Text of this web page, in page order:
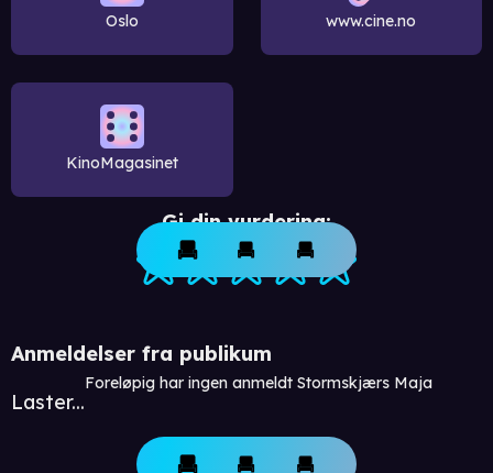
Oslo www.cine.no
KinoMagasinet
Gi din vurdering:
Anmeldelser fra publikum
Laster...
Foreløpig har ingen anmeldt Stormskjærs Maja